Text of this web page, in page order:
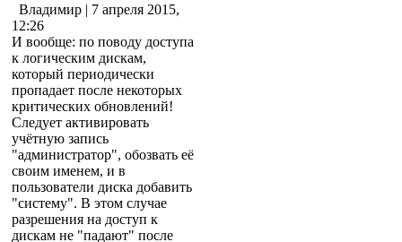
Владимир | 7 апреля 2015,
12:26
И вообще: по поводу доступа
к логическим дискам,
который периодически
пропадает после некоторых
критических обновлений!
Следует активировать
учётную запись
"администратор", обозвать её
своим именем, и в
пользователи диска добавить
"систему". В этом случае
разрешения на доступ к
дискам не "падают" после